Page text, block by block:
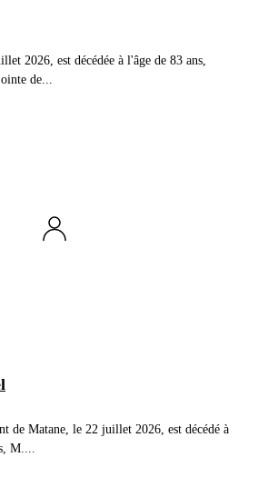
2026, est décédée à l'âge de 83 ans,
de...
de Matane, le 22 juillet 2026, est décédé à
M....